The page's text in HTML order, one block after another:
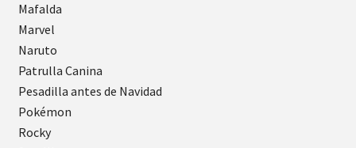
Mafalda
Marvel
Naruto
Patrulla Canina
Pesadilla antes de Navidad
Pokémon
Rocky